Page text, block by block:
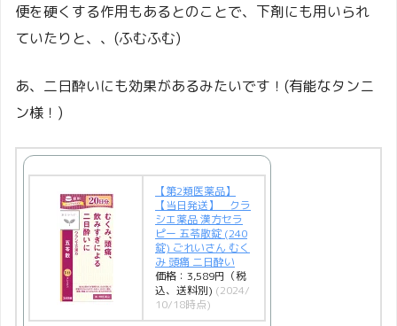
便を硬くする作用もあるとのことで、下剤にも用いられ
ていたりと、、(ふむふむ)
あ、二日酔いにも効果があるみたいです！(有能なタンニ
ン様！)
【第2類医薬品】
【当日発送】 クラ
シエ薬品 漢方セラ
ピー 五苓散錠 (240
錠) ごれいさん むく
み 頭痛 二日酔い
価格：3,589円（税
込、送料別) (2024/
10/18時点)